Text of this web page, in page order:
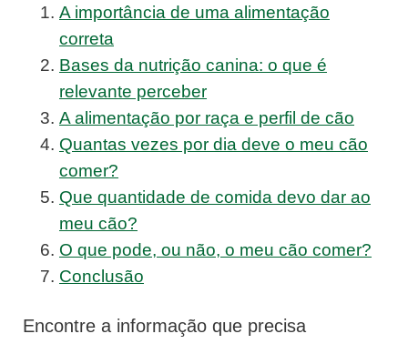
A importância de uma alimentação
correta
Bases da nutrição canina: o que é
relevante perceber
A alimentação por raça e perfil de cão
Quantas vezes por dia deve o meu cão
comer?
Que quantidade de comida devo dar ao
meu cão?
O que pode, ou não, o meu cão comer?
Conclusão
Encontre a informação que precisa